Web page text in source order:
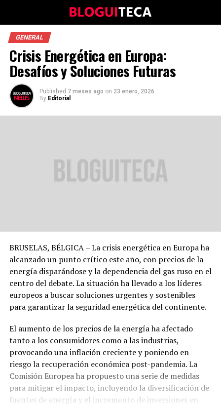
GENERAL
Crisis Energética en Europa:
Desafíos y Soluciones Futuras
Published 7 meses ago on 23 enero, 2026
By Editorial
BRUSELAS, BÉLGICA – La crisis energética en Europa ha
alcanzado un punto crítico este año, con precios de la
energía disparándose y la dependencia del gas ruso en el
centro del debate. La situación ha llevado a los líderes
europeos a buscar soluciones urgentes y sostenibles
para garantizar la seguridad energética del continente.
El aumento de los precios de la energía ha afectado
tanto a los consumidores como a las industrias,
provocando una inflación creciente y poniendo en
riesgo la recuperación económica post-pandemia. La
Comisión Europea ha propuesto una serie de medidas
para mitigar el impacto, incluyendo la diversificación de
fuentes de energía y el incremento de inversiones en